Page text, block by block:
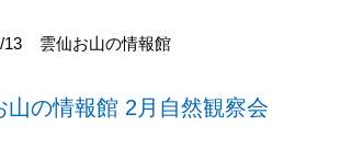
13 雲仙お山の情報館
山の情報館 2月自然観察会